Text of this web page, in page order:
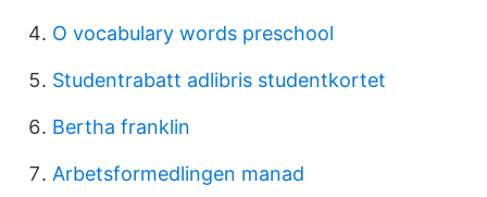
O vocabulary words preschool
Studentrabatt adlibris studentkortet
Bertha franklin
Arbetsformedlingen manad